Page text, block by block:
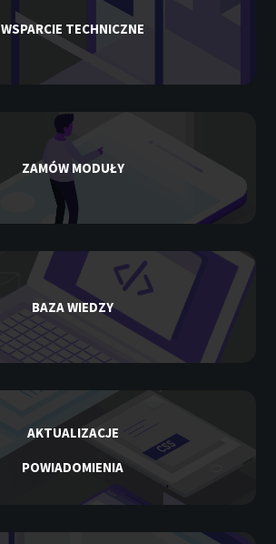
WSPARCIE TECHNICZNE
ZAMÓW MODUŁY
BAZA WIEDZY
AKTUALIZACJE
POWIADOMIENIA